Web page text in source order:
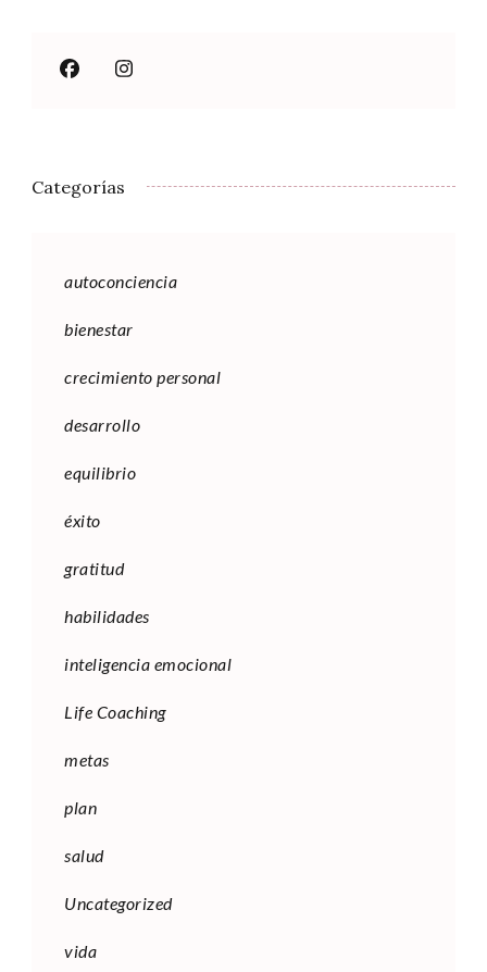
Categorías
autoconciencia
bienestar
crecimiento personal
desarrollo
equilibrio
éxito
gratitud
habilidades
inteligencia emocional
Life Coaching
metas
plan
salud
Uncategorized
vida